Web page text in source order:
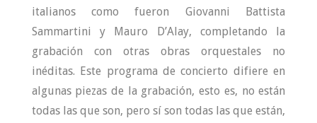
italianos como fueron Giovanni Battista
Sammartini y Mauro D’Alay, completando la
grabación con otras obras orquestales no
inéditas. Este programa de concierto difiere en
algunas piezas de la grabación, esto es, no están
todas las que son, pero sí son todas las que están,